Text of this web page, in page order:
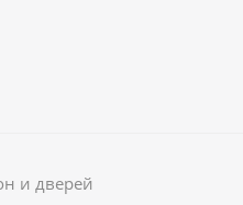
и дверей